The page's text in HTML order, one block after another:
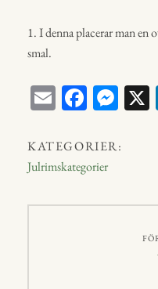
1. I denna placerar man en
smal.
E
ail
Fa
bo
ok
M
en
r
KATEGORIER:
Julrimskategorier